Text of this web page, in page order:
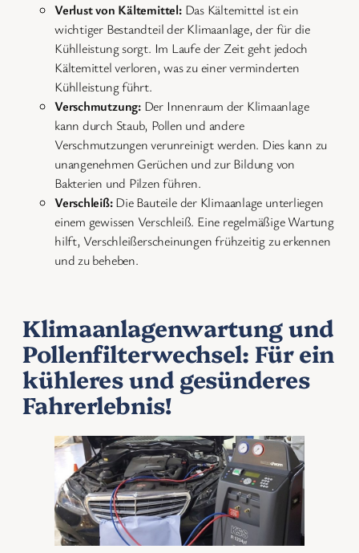
Verlust von Kältemittel:Das Kältemittel ist ein
wichtiger Bestandteil der Klimaanlage, der für die
Kühlleistung sorgt. Im Laufe der Zeit geht jedoch
Kältemittel verloren, was zu einer verminderten
Kühlleistung führt.
Verschmutzung:Der Innenraum der Klimaanlage
kann durch Staub, Pollen und andere
Verschmutzungen verunreinigt werden. Dies kann zu
unangenehmen Gerüchen und zur Bildung von
Bakterien und Pilzen führen.
Verschleiß:Die Bauteile der Klimaanlage unterliegen
einem gewissen Verschleiß. Eine regelmäßige Wartung
hilft, Verschleißerscheinungen frühzeitig zu erkennen
und zu beheben.
Klimaanlagenwartung und
Pollenfilterwechsel: Für ein
kühleres und gesünderes
Fahrerlebnis!